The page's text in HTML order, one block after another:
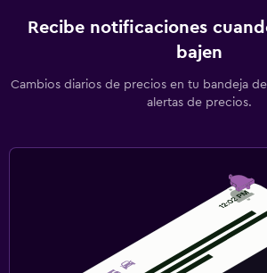
Piscina con vista
Estacionamiento y transporte
Traslado al aeropuerto (con cargos)
Estacionamiento privado
Recibe notificaciones
bajen
Cambios diarios de precios en tu bandeja
alertas de precios.